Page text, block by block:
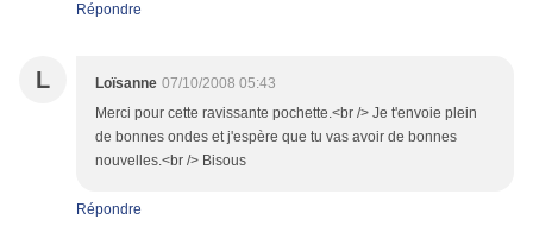
Répondre
L Loïsanne 07/10/2008 05:43
Merci pour cette ravissante pochette.<br /> Je t'envoie plein
de bonnes ondes et j'espère que tu vas avoir de bonnes
nouvelles.<br /> Bisous
Répondre